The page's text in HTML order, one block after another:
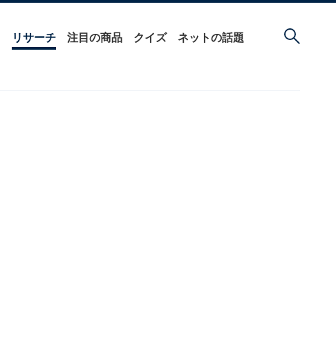
リサーチ 注目の商品 クイズ ネットの話題